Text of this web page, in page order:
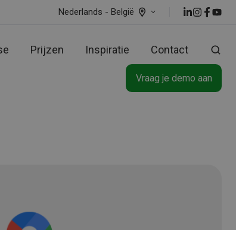
Nederlands - België
Prijzen Inspiratie Contact
Vraag je demo aan